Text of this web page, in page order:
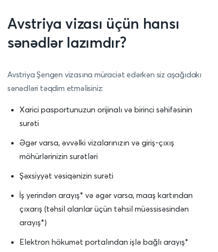
Avstriya vizası üçün hansı
sənədlər lazımdır?
Avstriya Şengen vizasına müraciət edərkən siz aşağıdakı
sənədləri təqdim etməlisiniz:
Xarici pasportunuzun orijinalı və birinci səhifəsinin
surəti
Əgər varsa, əvvəlki vizalarınızın və giriş-çıxış
möhürlərinizin surətləri
Şəxsiyyət vəsiqənizin surəti
İş yerindən arayış* və əgər varsa, maaş kartından
çıxarış (təhsil alanlar üçün təhsil müəssisəsindən
arayış*)
Elektron hökumət portalından işlə bağlı arayış*